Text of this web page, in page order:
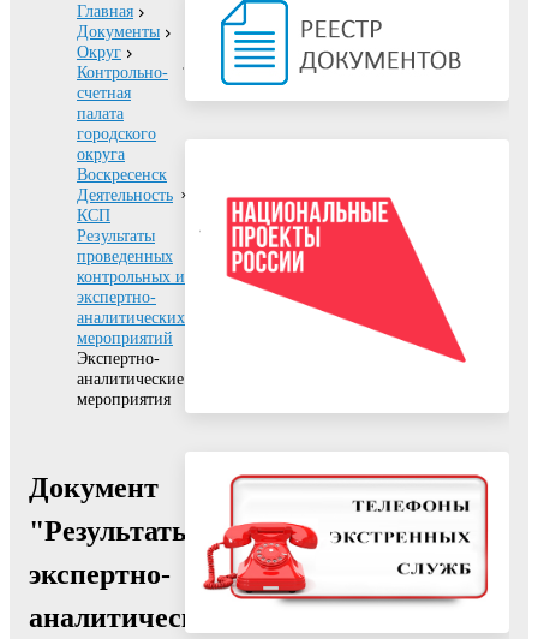
Главная
Документы
Округ
Контрольно-
счетная
палата
городского
округа
Воскресенск
Деятельность
КСП
Результаты
проведенных
контрольных и
экспертно-
аналитических
мероприятий
Экспертно-
аналитические
мероприятия
Документ
"Результаты
экспертно-
аналитического